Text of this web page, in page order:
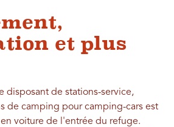
et plus
disposant de stations-service,
de camping pour camping-cars est
voiture de l'entrée du refuge.